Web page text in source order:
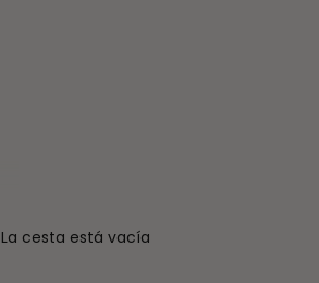
La cesta está vacía